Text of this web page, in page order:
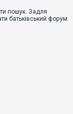
пошук. Задля
батьківський форум